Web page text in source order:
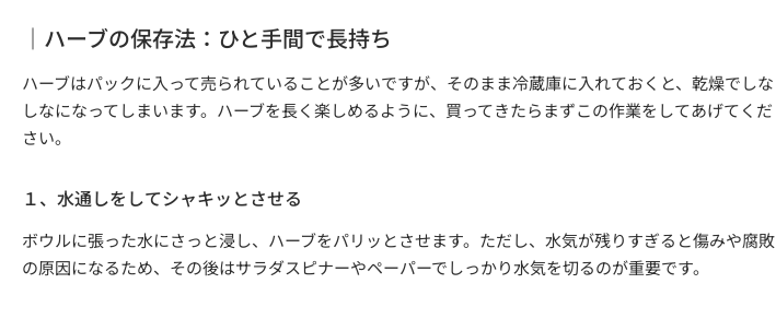
｜ハーブの保存法：ひと手間で長持ち
ハーブはパックに入って売られていることが多いですが、そのまま冷蔵庫に入れておくと、乾燥でしな
しなになってしまいます。ハーブを長く楽しめるように、買ってきたらまずこの作業をしてあげてくだ
さい。
１、水通しをしてシャキッとさせる
ボウルに張った水にさっと浸し、ハーブをパリッとさせます。ただし、水気が残りすぎると傷みや腐敗
の原因になるため、その後はサラダスピナーやペーパーでしっかり水気を切るのが重要です。